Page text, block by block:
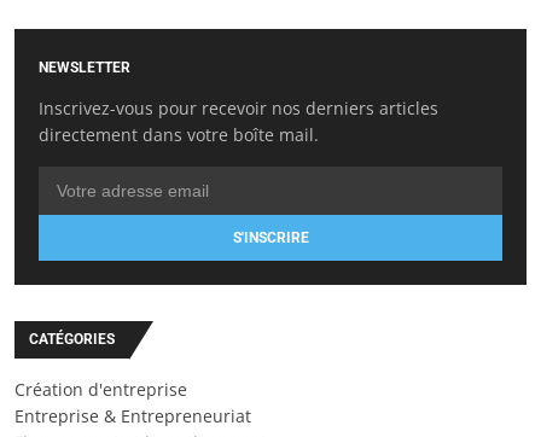
NEWSLETTER
Inscrivez-vous pour recevoir nos derniers articles
directement dans votre boîte mail.
S'INSCRIRE
CATÉGORIES
Création d'entreprise
Entreprise & Entrepreneuriat